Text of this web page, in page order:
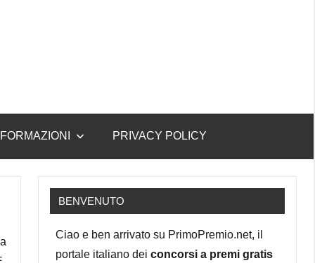
PRIVACY POLICY
BENVENUTO
Ciao e ben arrivato su PrimoPremio.net, il
portale italiano dei concorsi a premi gratis